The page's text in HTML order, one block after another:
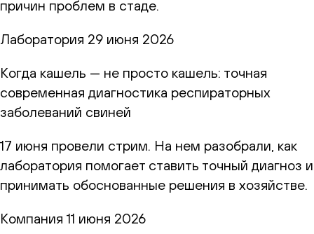
причин проблем в стаде.
Лаборатория 29 июня 2026
Когда кашель — не просто кашель: точная
современная диагностика респираторных
заболеваний свиней
17 июня провели стрим. На нем разобрали, как
лаборатория помогает ставить точный диагноз и
принимать обоснованные решения в хозяйстве.
Компания 11 июня 2026